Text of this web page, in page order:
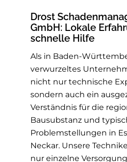
Drost
GmbH: Lokale
schnelle Hilfe
Als in Baden-
verwurzeltes
nicht nur technische
sondern auch ein
Verständnis für die
Bausubstanz und
Problemstellungen in
Neckar. Unsere
nur einzelne